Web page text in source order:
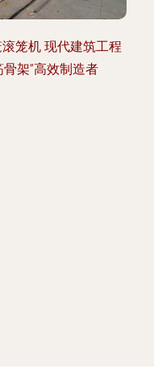
笼机 现代建筑工程
骨架”高效制造者